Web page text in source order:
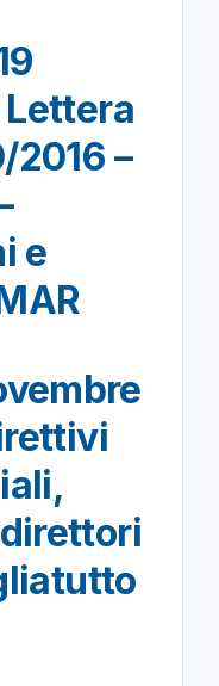
Lettera
2016 –
e